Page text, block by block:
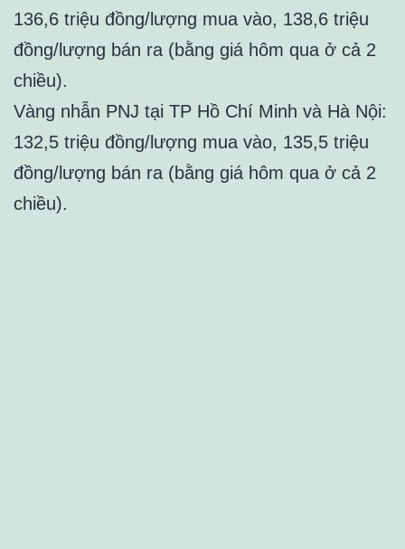
136,6 triệu đồng/lượng mua vào, 138,6 triệu
đồng/lượng bán ra (bằng giá hôm qua ở cả 2
chiều).
Vàng nhẫn PNJ tại TP Hồ Chí Minh và Hà Nội:
132,5 triệu đồng/lượng mua vào, 135,5 triệu
đồng/lượng bán ra (bằng giá hôm qua ở cả 2
chiều).